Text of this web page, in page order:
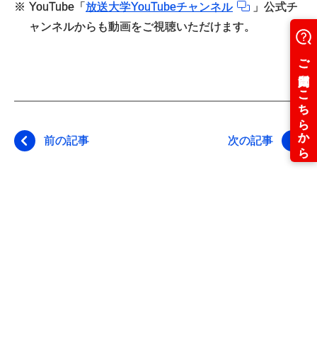
※ YouTube「 放送大学YouTubeチャンネル
」公式チ
ャンネルからも動画をご視聴いただけます。
前の記事 次の記事